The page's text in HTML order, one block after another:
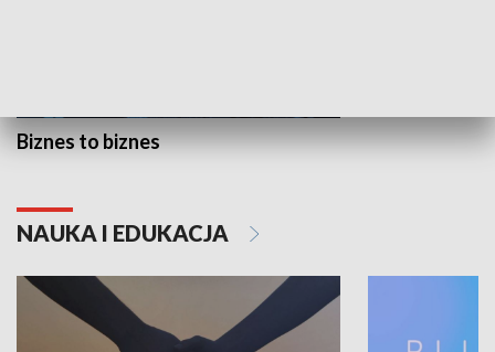
Biznes to biznes
NAUKA I EDUKACJA